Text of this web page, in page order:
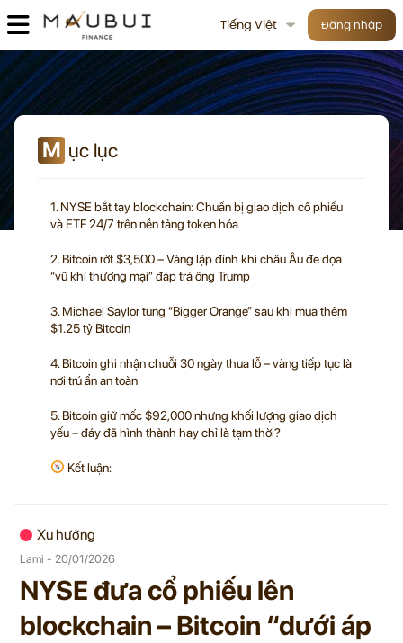
Tiếng Việt Đăng nhập
M ục lục
1. NYSE bắt tay blockchain: Chuẩn bị giao dịch cổ phiếu
và ETF 24/7 trên nền tảng token hóa
2. Bitcoin rớt $3,500 – Vàng lập đỉnh khi châu Âu đe dọa
“vũ khí thương mại” đáp trả ông Trump
3. Michael Saylor tung “Bigger Orange” sau khi mua thêm
$1.25 tỷ Bitcoin
4. Bitcoin ghi nhận chuỗi 30 ngày thua lỗ – vàng tiếp tục là
nơi trú ẩn an toàn
5. Bitcoin giữ mốc $92,000 nhưng khối lượng giao dịch
yếu – đáy đã hình thành hay chỉ là tạm thời?
Kết luận:
Xu hướng
Lami - 20/01/2026
NYSE đưa cổ phiếu lên
blockchain – Bitcoin “dưới áp